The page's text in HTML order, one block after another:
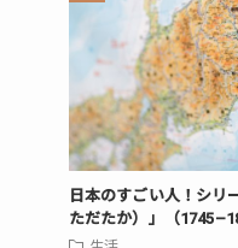
日本のすごい人！シリ
ただたか）」（